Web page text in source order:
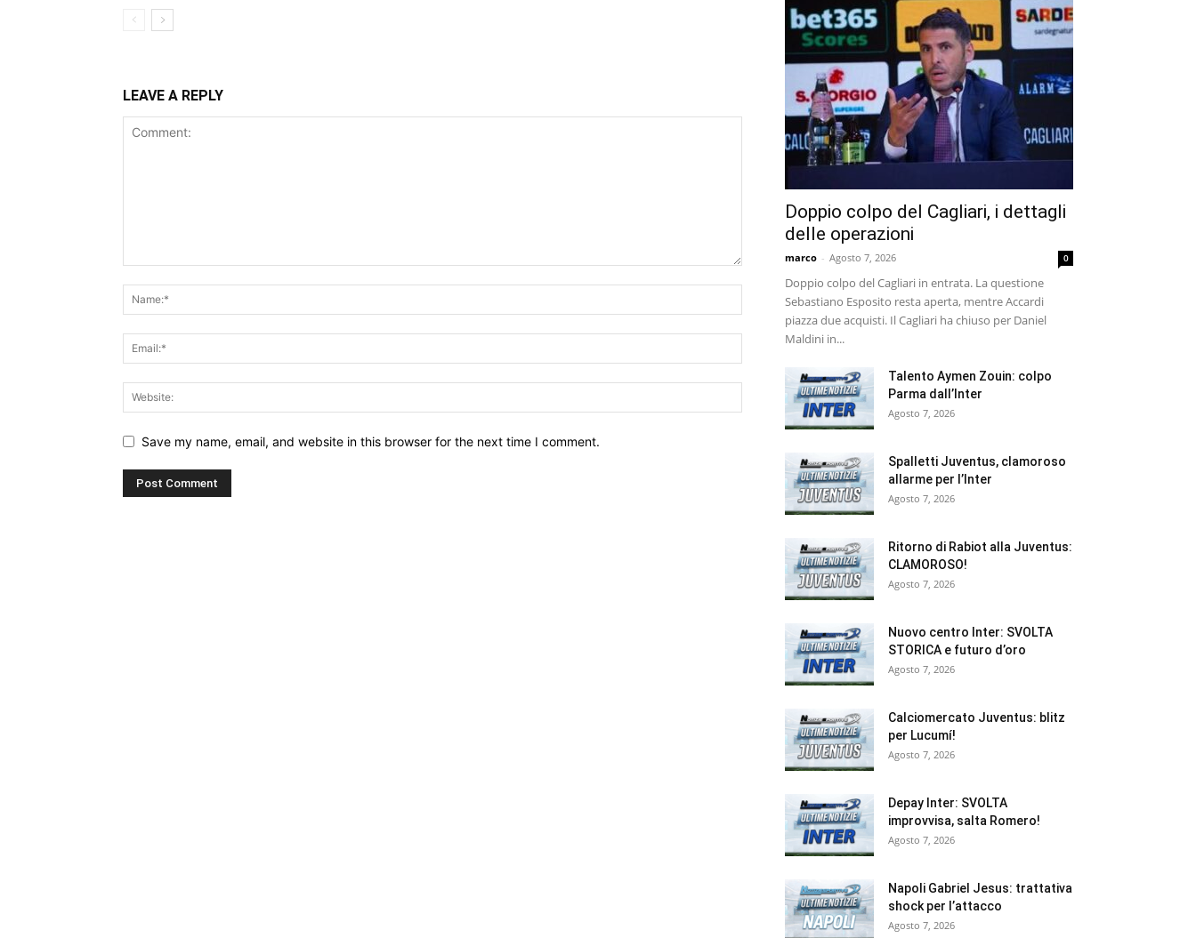
LEAVE A REPLY
Save my name, email, and website in this browser for the next time I comment.
Doppio colpo del Cagliari, i dettagli
delle operazioni
marco - Agosto 7, 2026 0
Doppio colpo del Cagliari in entrata. La questione
Sebastiano Esposito resta aperta, mentre Accardi
piazza due acquisti. Il Cagliari ha chiuso per Daniel
Maldini in...
Talento Aymen Zouin: colpo
Parma dall’Inter
Agosto 7, 2026
Spalletti Juventus, clamoroso
allarme per l’Inter
Agosto 7, 2026
Ritorno di Rabiot alla Juventus:
CLAMOROSO!
Agosto 7, 2026
Nuovo centro Inter: SVOLTA
STORICA e futuro d’oro
Agosto 7, 2026
Calciomercato Juventus: blitz
per Lucumí!
Agosto 7, 2026
Depay Inter: SVOLTA
improvvisa, salta Romero!
Agosto 7, 2026
Napoli Gabriel Jesus: trattativa
shock per l’attacco
Agosto 7, 2026